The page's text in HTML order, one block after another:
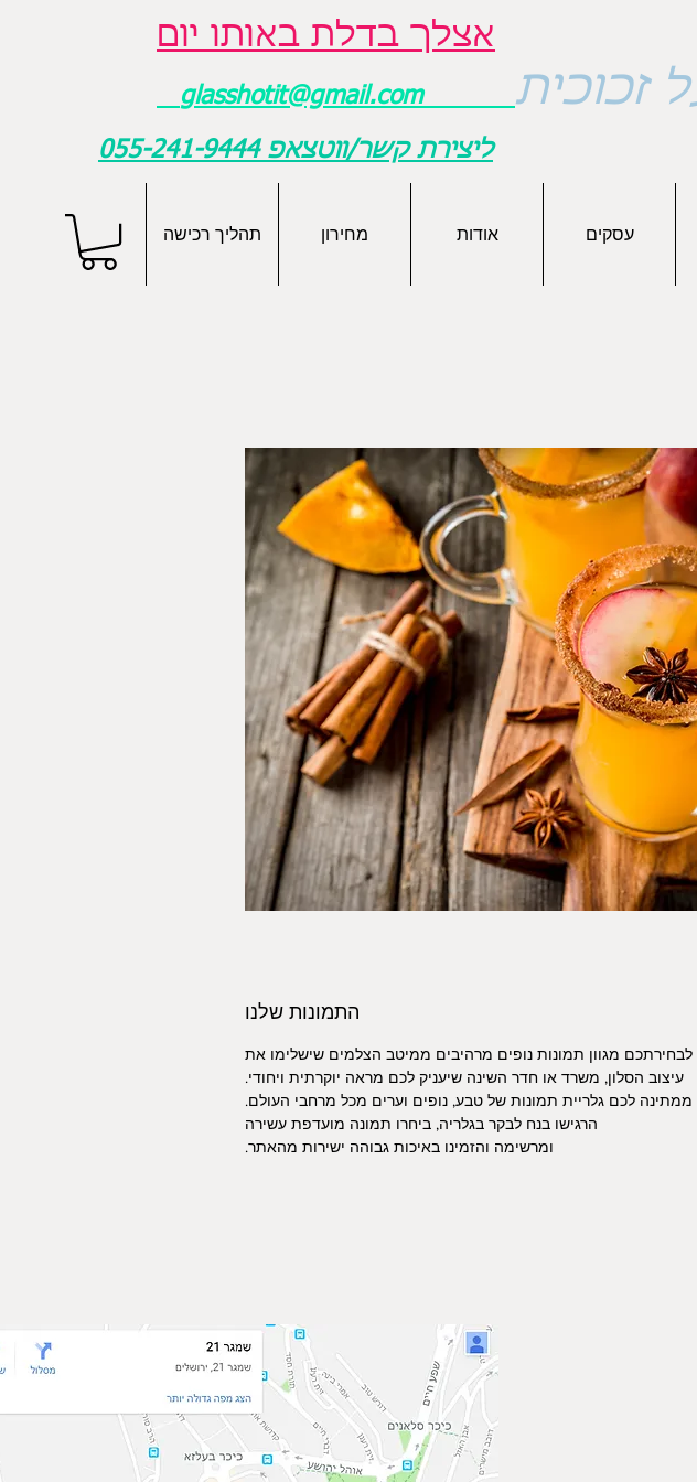
אצלך בדלת באותו יום
glasshotit@gmail.com זכוכית
055-241-9444 ליצירת קשר/ווטצאפ
תהליך רכישה מחירון אודות עסקים
התמונות שלנו
לבחירתכם מגוון תמונות נופים מרהיבים ממיטב הצלמים שישלימו את
עיצוב הסלון, משרד או חדר השינה שיעניק לכם מראה יוקרתית ויחודי.
ממתינה לכם גלריית תמונות של טבע, נופים וערים מכל מרחבי העולם.
הרגישו בנח לבקר בגלריה, ביחרו תמונה מועדפת עשירה
ומרשימה והזמינו באיכות גבוהה ישירות מהאתר.